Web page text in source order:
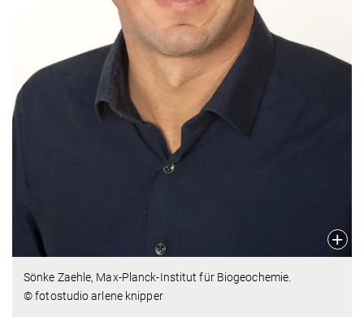
Sönke Zaehle, Max-Planck-Institut für Biogeochemie.
© fotostudio arlene knipper